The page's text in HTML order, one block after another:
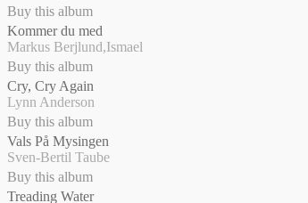
Buy this album
Kommer du med
Markus Berjlund,Ismael
Buy this album
Cry, Cry Again
Lynn Anderson
Buy this album
Vals På Mysingen
Sven-Bertil Taube
Buy this album
Treading Water